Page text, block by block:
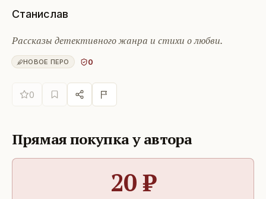
Станислав
Рассказы детективного жанра и стихи о любви.
НОВОЕ ПЕРО 0
0
Прямая покупка у автора
20₽